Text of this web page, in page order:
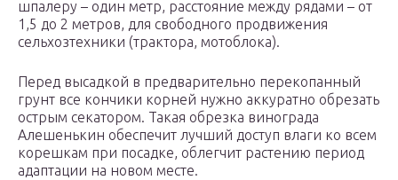
шпалеру – один метр, расстояние между рядами – от
1,5 до 2 метров, для свободного продвижения
сельхозтехники (трактора, мотоблока).
Перед высадкой в предварительно перекопанный
грунт все кончики корней нужно аккуратно обрезать
острым секатором. Такая обрезка винограда
Алешенькин обеспечит лучший доступ влаги ко всем
корешкам при посадке, облегчит растению период
адаптации на новом месте.